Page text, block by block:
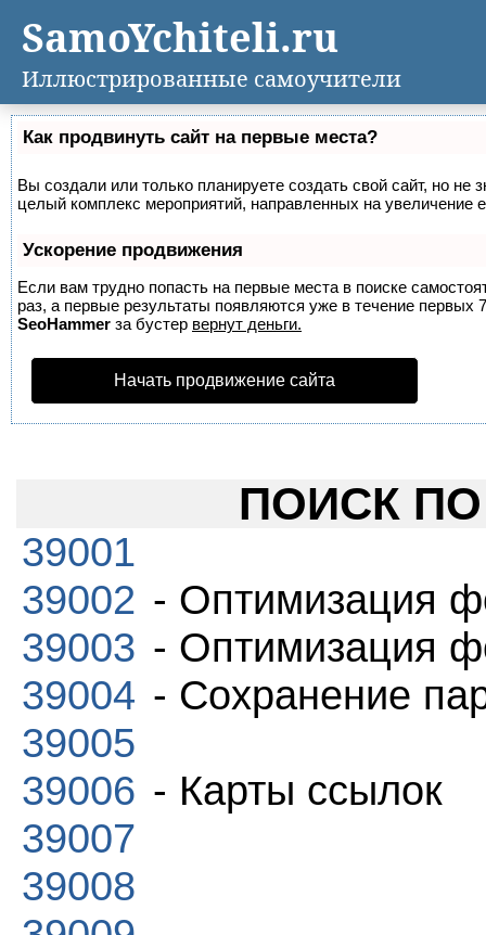
Как продвинуть сайт на первые места?
Вы создали или только планируете создать свой сайт, но не
целый комплекс мероприятий, направленных на увеличение
Ускорение продвижения
Если вам трудно попасть на первые места в поиске
раз, а первые результаты появляются уже в течение первых
SeoHammer за бустер вернут деньги.
Начать продвижение сайта
ПОИСК ПО
39001
39002 - Оптимизация
39003 - Оптимизация
39004 - Сохранение
39005
39006 - Карты ссылок
39007
39008
SamoYchiteli.ru
Иллюстрированные самоучители